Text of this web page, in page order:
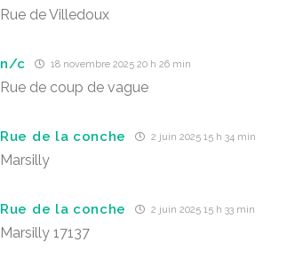
Rue de Villedoux
n/c 18 novembre 2025 20 h 26 min
Rue de coup de vague
Rue de la conche 2 juin 2025 15 h 34 min
Marsilly
Rue de la conche 2 juin 2025 15 h 33 min
Marsilly 17137